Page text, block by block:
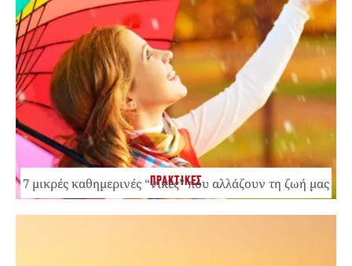
ΠΡΑΚΤΙΚΕΣ
7 μικρές καθημερινές “νίκες” που αλλάζουν τη ζωή μας